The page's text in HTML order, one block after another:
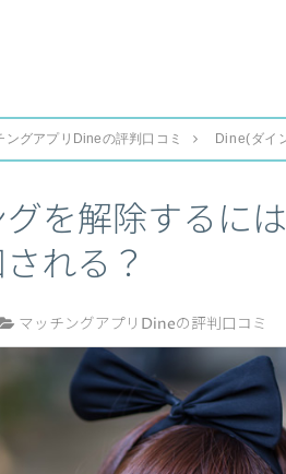
ングアプリDineの評判口コミ Dine(ダイ
を解除するには
れる？
マッチングアプリDineの評判口コミ